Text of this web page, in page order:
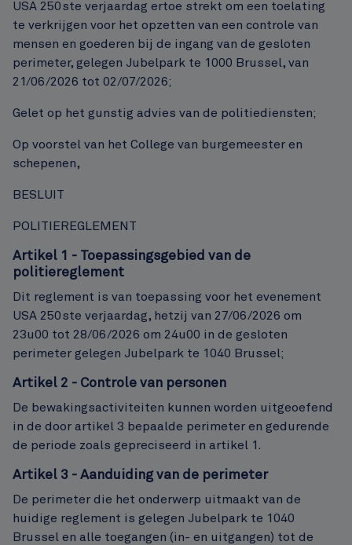
USA 250ste verjaardag ertoe strekt om een toelating
te verkrijgen voor het opzetten van een controle van
mensen en goederen bij de ingang van de gesloten
perimeter, gelegen Jubelpark te 1000 Brussel, van
21/06/2026 tot 02/07/2026;
Gelet op het gunstig advies van de politiediensten;
Op voorstel van het College van burgemeester en
schepenen,
BESLUIT
POLITIEREGLEMENT
Artikel 1 - Toepassingsgebied van de
politiereglement
Dit reglement is van toepassing voor het evenement
USA 250ste verjaardag, hetzij van 27/06/2026 om
23u00 tot 28/06/2026 om 24u00 in de gesloten
perimeter gelegen Jubelpark te 1040 Brussel;
Artikel 2 - Controle van personen
De bewakingsactiviteiten kunnen worden uitgeoefend
in de door artikel 3 bepaalde perimeter en gedurende
de periode zoals gepreciseerd in artikel 1.
Artikel 3 - Aanduiding van de perimeter
De perimeter die het onderwerp uitmaakt van de
huidige reglement is gelegen Jubelpark te 1040
Brussel en alle toegangen (in- en uitgangen) tot de